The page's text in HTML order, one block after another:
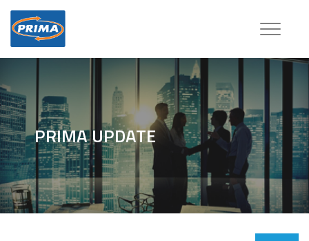
Toggle
PRIMA UPDATE